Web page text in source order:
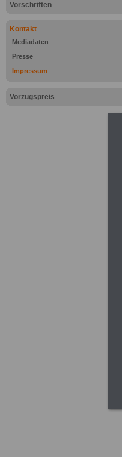
Vorschriften
Kontakt
Mediadaten
Presse
Impressum
Vorzugspreis